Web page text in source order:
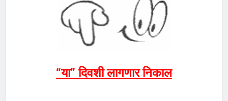
“या” दिवशी लागणार निकाल